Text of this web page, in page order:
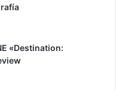
«Destination: